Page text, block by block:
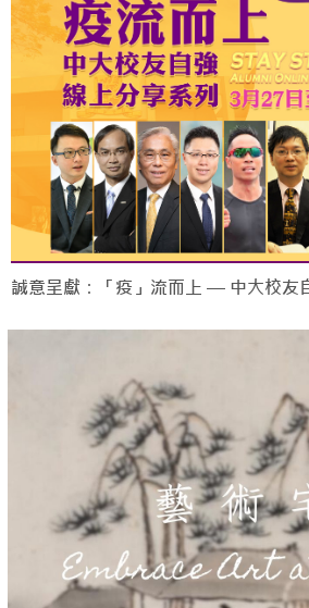
誠意呈獻：「疫」流而上 — 中大校友